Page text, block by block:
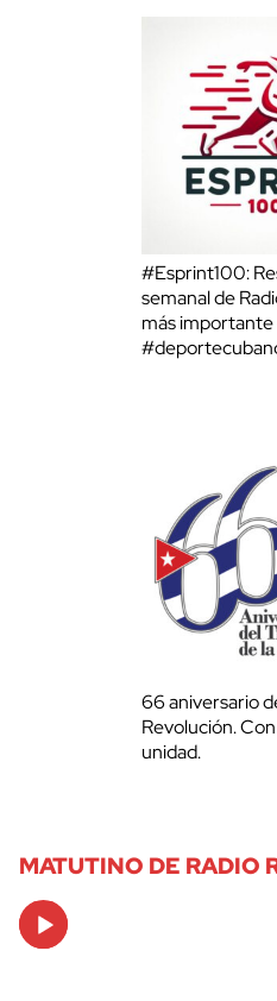
#Esprint100:
semanal de
más importante
66 aniversario
Revolución.
unidad.
MATUTINO DE RADIO
Audio
Player